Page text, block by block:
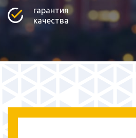
гарантия
качества